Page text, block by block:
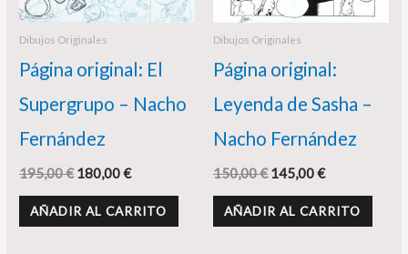
Dibujos Originales
Página original: El
Supergrupo – Nacho
Fernández
195,00€ 180,00€
AÑADIR AL CARRITO
Dibujos Originales
Página original:
Leyenda de Sasha –
Nacho Fernández
150,00€ 145,00€
AÑADIR AL CARRITO